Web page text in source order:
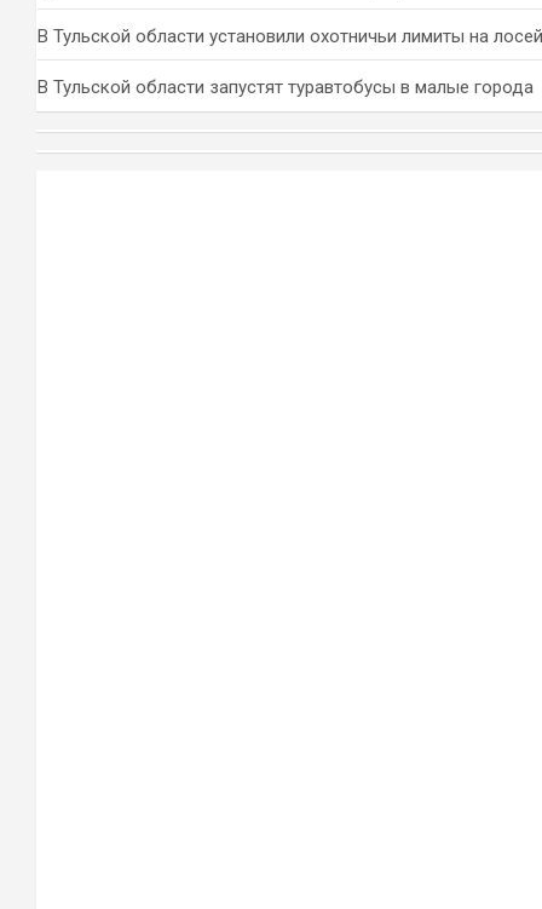
В Тульской области установили охотничьи лимиты на
В Тульской области запустят туравтобусы в малые города